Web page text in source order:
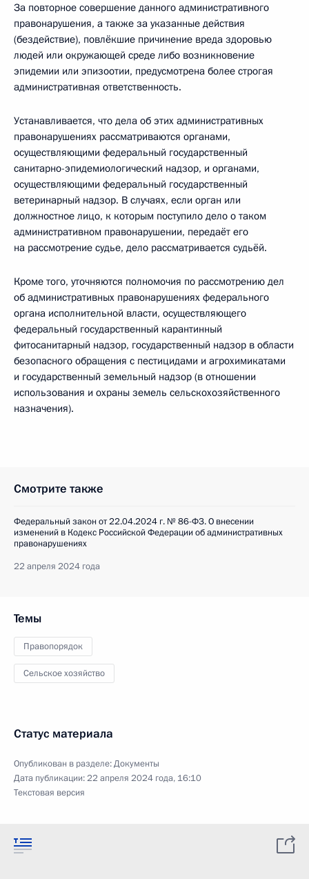
За повторное совершение данного административного
правонарушения, а также за указанные действия
(бездействие), повлёкшие причинение вреда здоровью
людей или окружающей среде либо возникновение
эпидемии или эпизоотии, предусмотрена более строгая
административная ответственность.
Устанавливается, что дела об этих административных
правонарушениях рассматриваются органами,
осуществляющими федеральный государственный
санитарно-эпидемиологический надзор, и органами,
осуществляющими федеральный государственный
ветеринарный надзор. В случаях, если орган или
должностное лицо, к которым поступило дело о таком
административном правонарушении, передаёт его
на рассмотрение судье, дело рассматривается судьёй.
Кроме того, уточняются полномочия по рассмотрению дел
об административных правонарушениях федерального
органа исполнительной власти, осуществляющего
федеральный государственный карантинный
фитосанитарный надзор, государственный надзор в области
безопасного обращения с пестицидами и агрохимикатами
и государственный земельный надзор (в отношении
использования и охраны земель сельскохозяйственного
назначения).
Смотрите также
Федеральный закон от 22.04.2024 г. № 86-ФЗ. О внесении
изменений в Кодекс Российской Федерации об административных
правонарушениях
22 апреля 2024 года
Темы
Правопорядок
Сельское хозяйство
Статус материала
Опубликован в разделе:Документы
Дата публикации:22 апреля 2024 года, 16:10
Текстовая версия